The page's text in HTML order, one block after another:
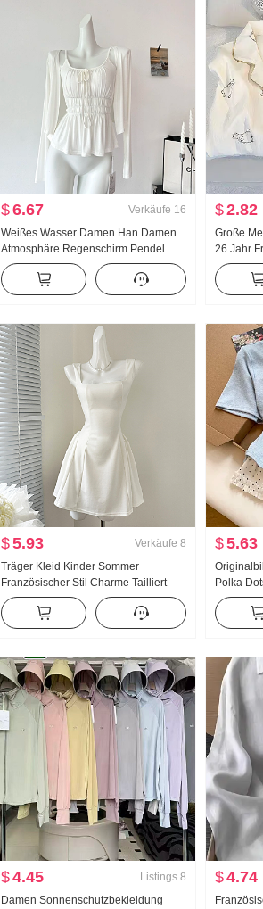
$6.67 Verkäufe 16
Weißes Wasser Damen Han Damen
Atmosphäre Regenschirm Pendel
Groß u Kragen Träger Zwei Tragen
Design Gefühl Strickjacke Damen
Sommer Schlank Träger Top
$2.82
Große
26 Jahr
Neu
Klein
Anzug
$5.93 Verkäufe 8
Träger Kleid Kinder Sommer
Französischer Stil Charme Tailliert
Schlank Trägerkleid Minirock
$5.63
Polka
Sommer
$4.45 Listings 8
Damen Sonnenschutzbekleidung
$4.74